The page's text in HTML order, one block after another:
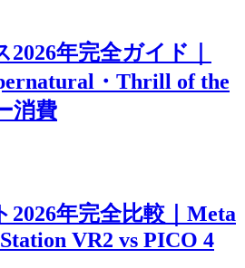
年完全ガイド｜
・Thrill of the
消費
年完全比較｜Meta
VR2 vs PICO 4